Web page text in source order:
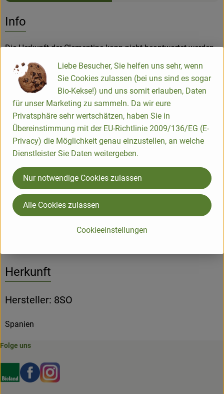
Info
Die Herkunft der Clementine kann nicht beantwortet werden,
dennoch geht man davon aus, dass sie eine zufällige
Kreuzung zwischen Bitterorange und Mandarine ist.
Die Clementine ist sie süßer, milder, aber weniger aromatisch
als die Mandarine.
Sie enthält Vitamin A, B1, B2, B3, B5, B6, B7, C, E und K ,
sowie die Mineralstoffe Calcium, Kalium, Magnesium,
Natrium und Phosphor.
Die optimale Lagertemperatur liegt zwischen 6 und 8° C. So
sind sie etwa zwei bis drei Wochen haltbar.
Herkunft
Hersteller: 8SO
Spanien
Folge uns
Externer Link zu https://www.bioland.de/verbraucher
Externer Link zu https://www.facebook.com/
Externer Link zu https://www.instagram.com/
Liebe Besucher, Sie helfen uns sehr, wenn
Sie Cookies zulassen (bei uns sind es sogar
Bio-Kekse!) und uns somit erlauben, Daten
für unser Marketing zu sammeln. Da wir eure
Privatsphäre sehr wertschätzen, haben Sie in
Übereinstimmung mit der EU-Richtlinie 2009/136/EG (E-
Privacy) die Möglichkeit genau einzustellen, an welche
Dienstleister Sie Daten weitergeben.
Cookieeinstellungen
Nur notwendige Cookies zulassen
Alle Cookies zulassen